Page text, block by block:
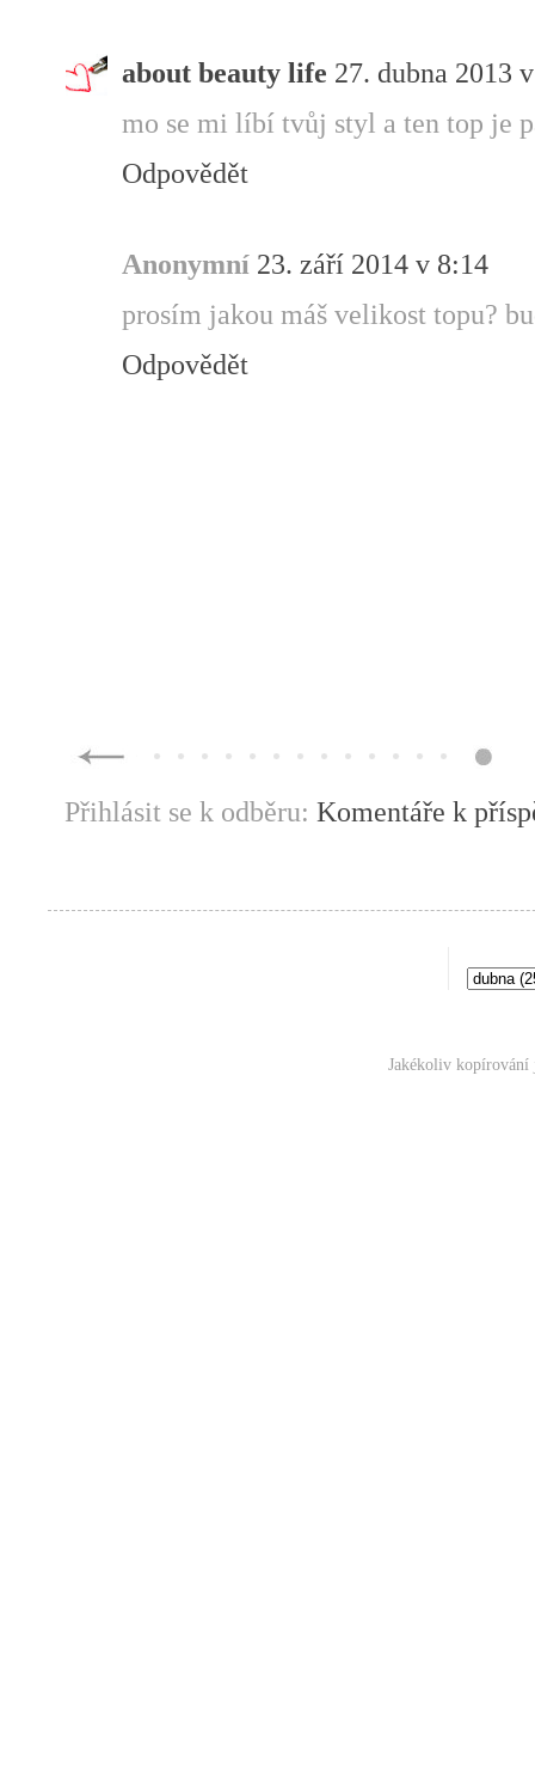
about beauty life 27. dubna 2013
mo se mi líbí tvůj styl a ten top je
Odpovědět
Anonymní 23. září 2014 v 8:14
prosím jakou máš velikost topu?
Odpovědět
Přihlásit se k odběru: Komentáře k
Jakékoliv kopírování